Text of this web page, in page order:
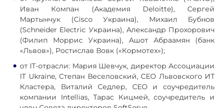
Иван Компан (Академия Deloitte), Сергей
Мартынчук (Cisco Украина), Михаил Бубнов
(Schneider Electric Украина), Александр Прохорович
(Филип Моррис Украина), Ашот Абраамян (банк
«Львов»), Ростислав Вовк («Кормотех»);
от IT-отрасли: Мария Шевчук, директор Ассоциации
IT Ukraine, Степан Веселовский, СЕО Львовского ИТ
Кластера, Виталий Седлер, CEO и соучредитель
компании Intellias, Тарас Кицмей, соучредитель и